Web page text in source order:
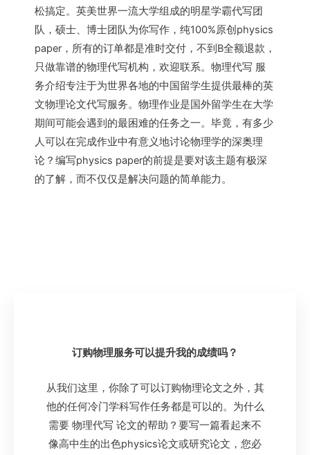
松搞定。英美世界一流大学组成的明星学霸代写团
队，硕士、博士团队为你写作，纯100%原创physics
paper，所有的订单都是准时交付，不到B全额退款，
只做靠谱的物理代写机构，欢迎联系。物理代写 服
务介绍专注于为世界各地的中国留学生提供最棒的英
文物理论文代写服务。物理作业是国外留学生在大学
期间可能会遇到的最困难的任务之一。毕竟，有多少
人可以在完成作业中有意义地讨论物理学的深奥理
论？编写physics paper的前提是要对该主题有极深
的了解，而不仅仅是解决问题的简单能力。
订购物理服务可以提升我的成绩吗？
从我们这里，你除了可以订购物理论文之外，其
他的任何冷门学科写作任务都是可以的。为什么
需要 物理代写 论文的帮助？要写一篇看起来不
像高中生的出色physics论文或研究论文，您必